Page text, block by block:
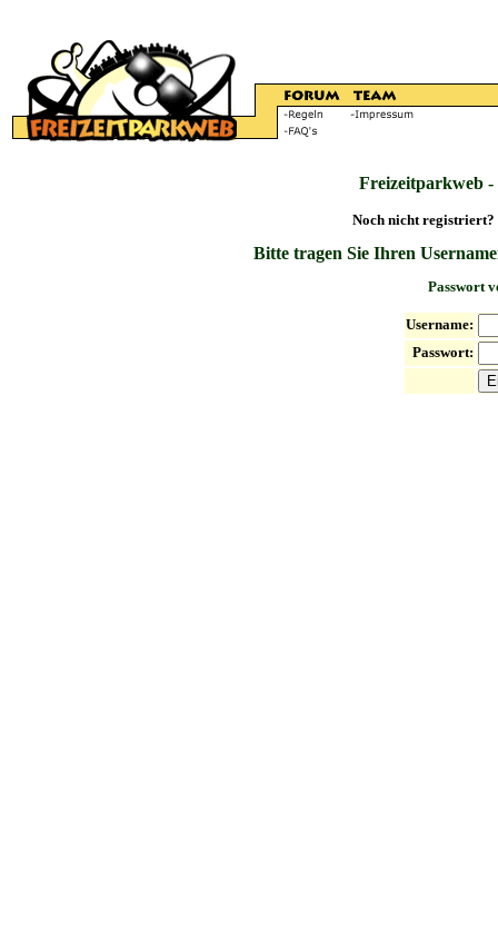
Freizeitparkweb
Noch nicht registriert?
Bitte tragen Sie Ihren
Passwort
Username:
Passwort: